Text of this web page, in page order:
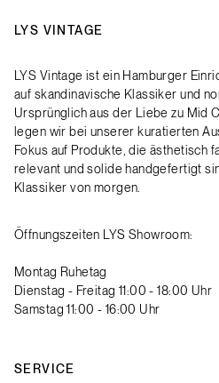
LYS VINTAGE
LYS Vintage ist ein Hamburger
auf skandinavische Klassiker und
Ursprünglich aus der Liebe zu Mid
legen wir bei unserer kuratierten
Fokus auf Produkte, die ästhetisch
relevant und solide handgefertigt
Klassiker von morgen.
Öffnungszeiten LYS Showroom:
Montag Ruhetag
Dienstag - Freitag 11:00 - 18:00 Uhr
Samstag 11:00 - 16:00 Uhr
SERVICE